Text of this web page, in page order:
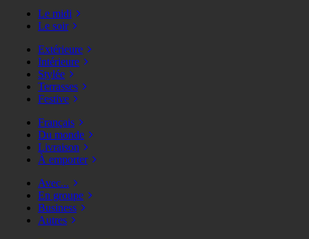
Le midi
Le soir
Extérieure
Intérieure
Stylée
Terrasses
Festive
Français
Du monde
Livraison
À emporter
Avec...
En groupe
Business
Autres